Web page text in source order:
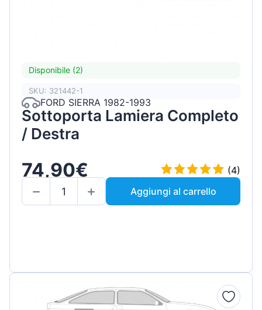
Disponibile (2)
SKU: 321442-1
FORD SIERRA 1982-1993
Sottoporta Lamiera Completo
/ Destra
74,90€
(4)
Aggiungi al carrello